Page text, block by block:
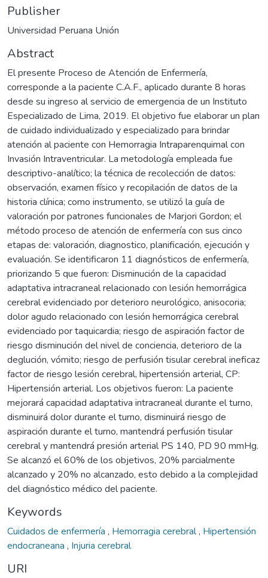
Publisher
Universidad Peruana Unión
Abstract
El presente Proceso de Atención de Enfermería,
corresponde a la paciente C.A.F., aplicado durante 8 horas
desde su ingreso al servicio de emergencia de un Instituto
Especializado de Lima, 2019. El objetivo fue elaborar un plan
de cuidado individualizado y especializado para brindar
atención al paciente con Hemorragia Intraparenquimal con
Invasión Intraventricular. La metodología empleada fue
descriptivo-analítico; la técnica de recolección de datos:
observación, examen físico y recopilación de datos de la
historia clínica; como instrumento, se utilizó la guía de
valoración por patrones funcionales de Marjori Gordon; el
método proceso de atención de enfermería con sus cinco
etapas de: valoración, diagnostico, planificación, ejecución y
evaluación. Se identificaron 11 diagnósticos de enfermería,
priorizando 5 que fueron: Disminución de la capacidad
adaptativa intracraneal relacionado con lesión hemorrágica
cerebral evidenciado por deterioro neurológico, anisocoria;
dolor agudo relacionado con lesión hemorrágica cerebral
evidenciado por taquicardia; riesgo de aspiración factor de
riesgo disminución del nivel de conciencia, deterioro de la
deglución, vómito; riesgo de perfusión tisular cerebral ineficaz
factor de riesgo lesión cerebral, hipertensión arterial, CP:
Hipertensión arterial. Los objetivos fueron: La paciente
mejorará capacidad adaptativa intracraneal durante el turno,
disminuirá dolor durante el turno, disminuirá riesgo de
aspiración durante el turno, mantendrá perfusión tisular
cerebral y mantendrá presión arterial PS 140, PD 90 mmHg.
Se alcanzó el 60% de los objetivos, 20% parcialmente
alcanzado y 20% no alcanzado, esto debido a la complejidad
del diagnóstico médico del paciente.
Keywords
Cuidados de enfermería , Hemorragia cerebral, Hipertensión
endocraneana , Injuria cerebral
URI